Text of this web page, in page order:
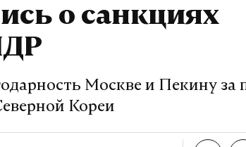
о санкциях
Москве и Пекину за
Кореи